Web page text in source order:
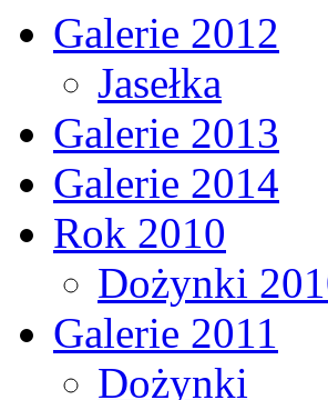
Galerie 2012
Jasełka
Galerie 2013
Galerie 2014
Rok 2010
Dożynki
Galerie 2011
Dożynki